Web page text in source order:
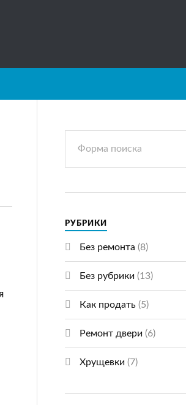
РУБРИКИ
Без ремонта (8)
Без рубрики (13)
Как продать(5)
Ремонт двери (6)
Хрущевки (7)